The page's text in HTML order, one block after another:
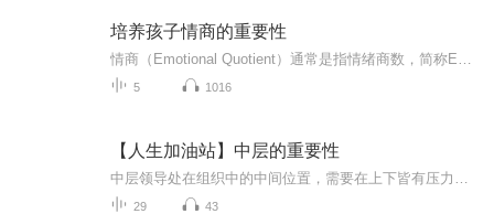
培养孩子情商的重要性
5 1016
【人生加油站】中层的重要性
29 43